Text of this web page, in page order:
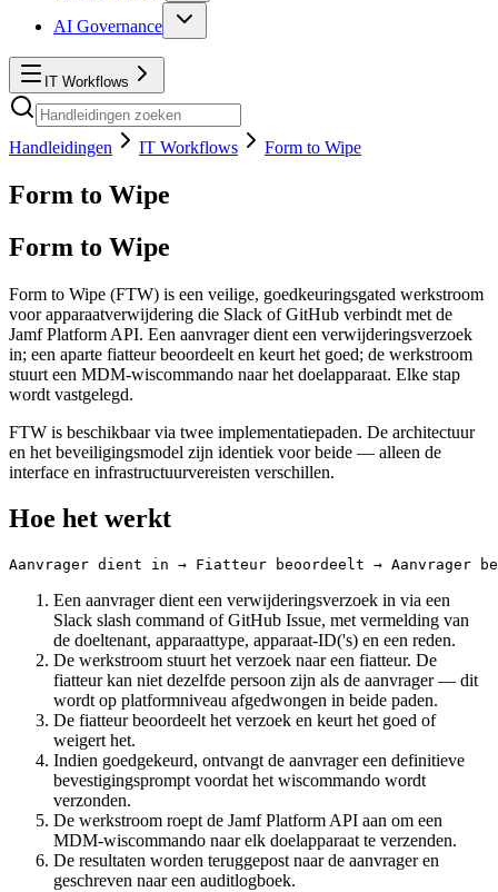
AI Governance
IT Workflows
Handleidingen IT Workflows Form to Wipe
Form to Wipe
Form to Wipe
Form to Wipe (FTW) is een veilige, goedkeuringsgated werkstroom
voor apparaatverwijdering die Slack of GitHub verbindt met de
Jamf Platform API. Een aanvrager dient een verwijderingsverzoek
in; een aparte fiatteur beoordeelt en keurt het goed; de werkstroom
stuurt een MDM-wiscommando naar het doelapparaat. Elke stap
wordt vastgelegd.
FTW is beschikbaar via twee implementatiepaden. De architectuur
en het beveiligingsmodel zijn identiek voor beide — alleen de
interface en infrastructuurvereisten verschillen.
Hoe het werkt
Een aanvrager dient een verwijderingsverzoek in via een
Slack slash command of GitHub Issue, met vermelding van
de doeltenant, apparaattype, apparaat-ID('s) en een reden.
De werkstroom stuurt het verzoek naar een fiatteur. De
fiatteur kan niet dezelfde persoon zijn als de aanvrager — dit
wordt op platformniveau afgedwongen in beide paden.
De fiatteur beoordeelt het verzoek en keurt het goed of
weigert het.
Indien goedgekeurd, ontvangt de aanvrager een definitieve
bevestigingsprompt voordat het wiscommando wordt
verzonden.
De werkstroom roept de Jamf Platform API aan om een
MDM-wiscommando naar elk doelapparaat te verzenden.
De resultaten worden teruggepost naar de aanvrager en
geschreven naar een auditlogboek.